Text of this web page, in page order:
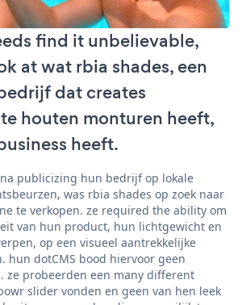
find it unbelievable,
at wat rbia shades, een
dat creates
houten monturen heeft,
heeft.
publicizing hun bedrijf op lokale
was rbia shades op zoek naar
te verkopen. ze required the ability om
van hun product, hun lichtgewicht en
op een visueel aantrekkelijke
hun dotCMS bood hiervoor geen
ze probeerden een many different
slider vonden en geen van hen leek